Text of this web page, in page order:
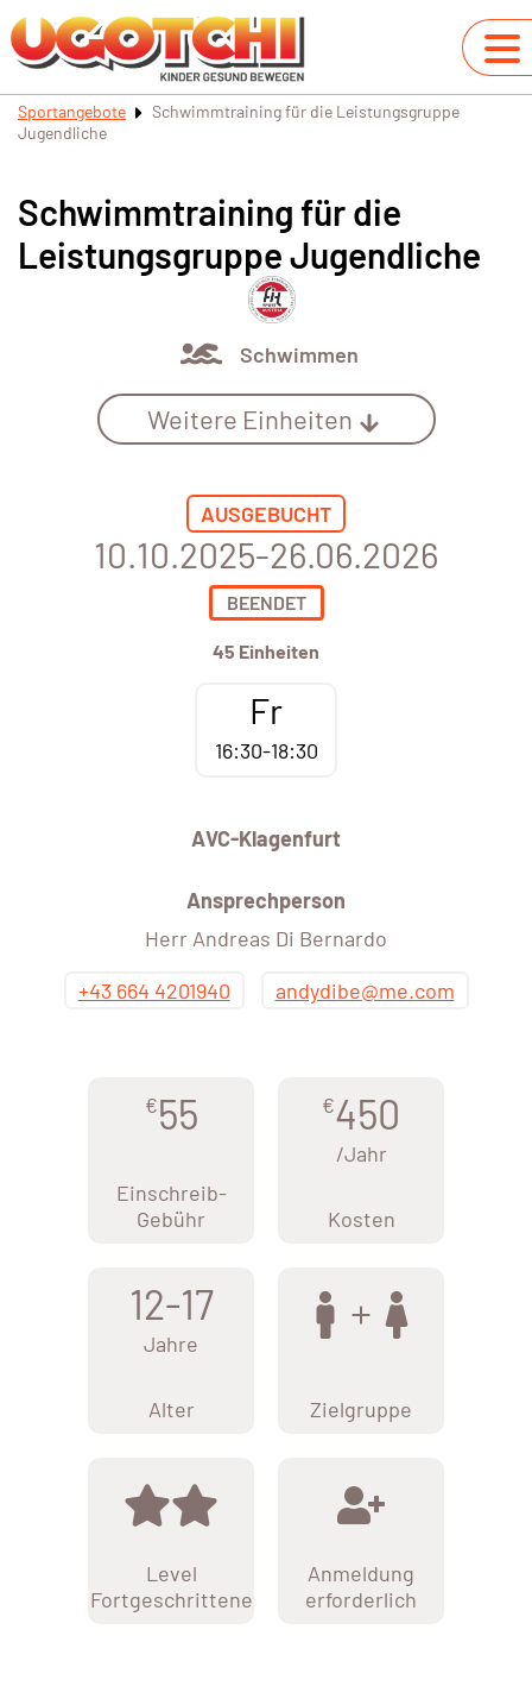
Sportangebote
Schwimmtraining für die Leistungsgruppe
Jugendliche
Schwimmtraining für die
Leistungsgruppe Jugendliche
Schwimmen
Weitere Einheiten
AUSGEBUCHT
10.10.2025-26.06.2026
BEENDET
45 Einheiten
Fr
16:30-18:30
AVC-Klagenfurt
Ansprechperson
Herr Andreas Di Bernardo
+43 664 4201940
andydibe@me.com
€55
Einschreib-
Gebühr
€450
/Jahr
Kosten
12-17
Jahre
Alter Zielgruppe
Level
Fortgeschrittene
Anmeldung
erforderlich